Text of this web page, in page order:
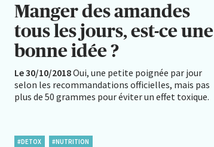
Manger des amandes
tous les jours, est-ce une
bonne idée ?
Le 30/10/2018Oui, une petite poignée par jour
selon les recommandations officielles, mais pas
plus de 50 grammes pour éviter un effet toxique.
#DETOX #NUTRITION